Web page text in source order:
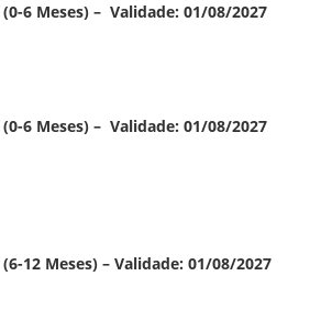
(0-6 Meses) – Validade: 01/08/2027
(0-6 Meses) – Validade: 01/08/2027
(6-12 Meses) – Validade: 01/08/2027